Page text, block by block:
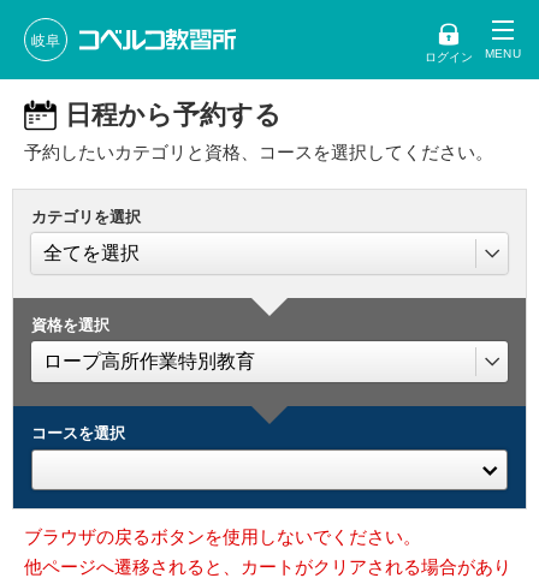
岐阜
ログイン
日程から予約する
予約したいカテゴリと資格、コースを選択してください。
カテゴリを選択
資格を選択
コースを選択
ブラウザの戻るボタンを使用しないでください。
他ページへ遷移されると、カートがクリアされる場合があり